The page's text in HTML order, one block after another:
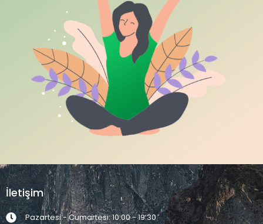
İletişim
Pazartesi - Cumartesi: 10:00 - 19:30